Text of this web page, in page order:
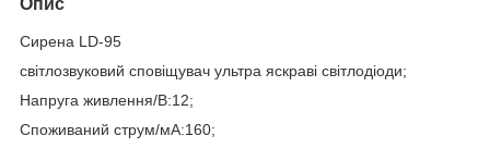
Сирена LD-95
світлозвуковий сповіщувач ультра яскраві світлодіоди;
Напруга живлення/В:12;
Споживаний струм/мА:160;